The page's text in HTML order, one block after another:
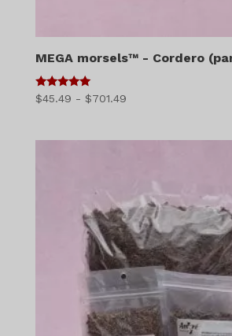
MEGA morsels™ - Cordero
5
de 5
$45.49 - $701.49Gama